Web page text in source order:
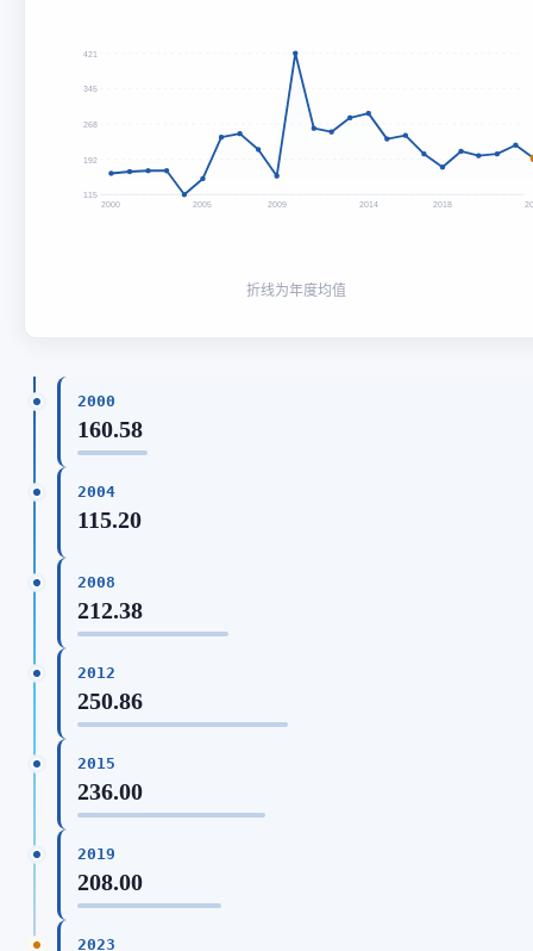
421
345
268
192
115
2000 2005 2009 2014 2018
折线为年度均值
2000
160.58
2004
115.20
2008
212.38
2012
250.86
2015
236.00
2019
208.00
2023